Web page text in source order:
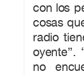
con los
cosas
radio
oyente”.
no